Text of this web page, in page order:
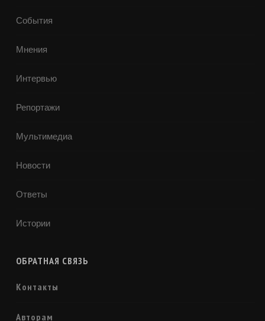
События
Мнения
Интервью
Репортажи
Мультимедиа
Новости
Ответы
Истории
ОБРАТНАЯ СВЯЗЬ
Контакты
Авторам